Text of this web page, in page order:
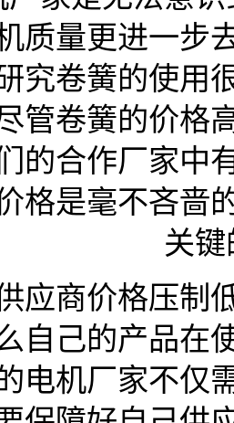
质量更进一步
究卷簧的使用
管卷簧的价格
的合作厂家中
格是毫不吝啬
关
应商价格压制
自己的产品在
电机厂家不仅